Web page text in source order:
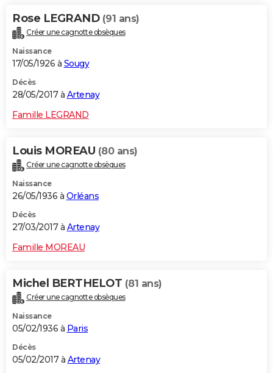
Rose LEGRAND (91 ans)
Créer une cagnotte obsèques
Naissance
17/05/1926 à Sougy
Décès
28/05/2017 à Artenay
Famille LEGRAND
Louis MOREAU (80 ans)
Créer une cagnotte obsèques
Naissance
26/05/1936 à Orléans
Décès
27/03/2017 à Artenay
Famille MOREAU
Michel BERTHELOT (81 ans)
Créer une cagnotte obsèques
Naissance
05/02/1936 à Paris
Décès
05/02/2017 à Artenay